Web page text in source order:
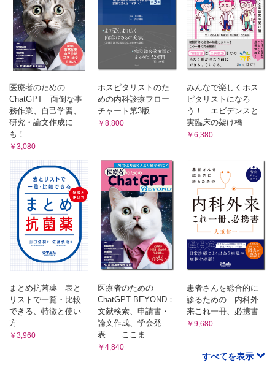
ザードモデルの解析手法と結果の解釈
章末問題
第9章 相関
1 相関係数とは
1 相関係数とは 2 相関と回帰分析の違い 3 相関係数のP値にはどん
な意味があるのか
1 相関係数はなにを使うか？ 2 線形関係，単調な関係とは？
章末問題
索引
盲検化：割付けた群をわからないようにする
章末問題
第5章 さまざまな検定を理解する
1 検定を選択する際のポイント
1 対応の有無 2 アウトカム 3 正規性とは 4 群の数
1 T検定はなにを比較しているか？ 2 分散分析はなにを比
較しているか？
3 T検定
1 なにを解析する検定か？ 2 パラメトリック検定 3 帰無
仮説と対立仮説 4 T検定の手順 5 自由度について
1 なにを解析する検定か？ 2 パラメトリックとノンパラメ
トリックの違いを復習 3 帰無仮説と対立仮説 4 なぜ“順
位”なのか 5 名前は違うが同じ検定：マンホイットニーの
U検定
5 χ二乗検定，フィッシャーの直接確率検定
1 χ二乗検定とは 2 χ二乗検定の帰無仮説と対立仮説 3 χ二
乗検定の手順 4 フィッシャーの直接確率検定とは
6 分散分析
1 なにを解析する検定か？ 2 帰無仮説と対立仮説 3 分散
分散分析の後に，多重比較をする意味
章末問題
第6章 多重性の問題
1 多重性とはなにか? なぜ問題なのか？
1 宝くじで学ぶ多重性 2 じゃんけんで学ぶ多重性 3 なぜ
医療者のための
ChatGPT 面倒な事
務作業、自己学習、
研究・論文作成に
も！
￥3,080
ホスピタリストのた
めの内科診療フロー
チャート第3版
￥8,800
みんなで楽しくホス
ピタリストになろ
う！ エビデンスと
実臨床の架け橋
￥6,380
まとめ抗菌薬 表と
リストで一覧・比較
できる、特徴と使い
方
￥3,960
医療者のための
ChatGPT BEYOND：
文献検索、申請書・
論文作成、学会発
表… ここま...
￥4,840
患者さんを総合的に
診るための 内科外
来これ一冊、必携書
￥9,680
すべてを表示